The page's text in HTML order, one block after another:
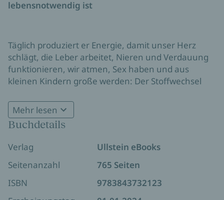
lebensnotwendig ist
Täglich produziert er Energie, damit unser Herz
schlägt, die Leber arbeitet, Nieren und Verdauung
funktionieren, wir atmen, Sex haben und aus
kleinen Kindern große werden: Der Stoffwechsel
direkten Einfluss auf unser Aussehen, unsere Figur
und Haut und bestimmt, ob wir jugendlich altern
oder im jugendlichen Alter bereits alt sind.
Prof. Dr. Froböse nimmr uns in diesem eBook auf
eine Reise zu den Geheimnissen des Stoffwechsels,
zeigt die Ursachen für die normalen und
schon kleine, feine Maßnahmen den Stoffwechsel
Mehr lesen
Buchdetails
Verlag
Ullstein eBooks
Seitenanzahl
765 Seiten
ISBN
9783843732123